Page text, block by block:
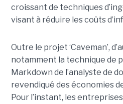
croissant de techniques
visant à réduire les coûts
Outre le projet ‘Caveman’,
notamment la technique de
Markdown de l’analyste de
revendiqué des économies
Pour l’instant, les